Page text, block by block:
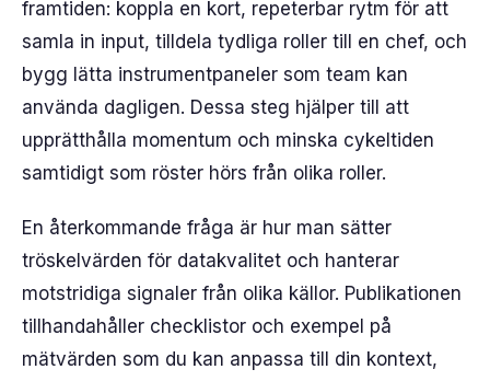
framtiden: koppla en kort, repeterbar rytm för att
samla in input, tilldela tydliga roller till en chef, och
bygg lätta instrumentpaneler som team kan
använda dagligen. Dessa steg hjälper till att
upprätthålla momentum och minska cykeltiden
samtidigt som röster hörs från olika roller.
En återkommande fråga är hur man sätter
tröskelvärden för datakvalitet och hanterar
motstridiga signaler från olika källor. Publikationen
tillhandahåller checklistor och exempel på
mätvärden som du kan anpassa till din kontext,